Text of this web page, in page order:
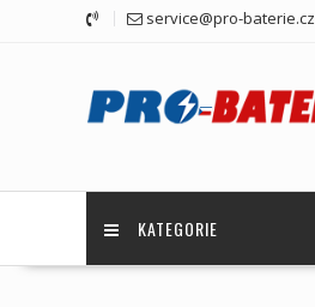
service@pro-baterie.cz
KATEGORIE